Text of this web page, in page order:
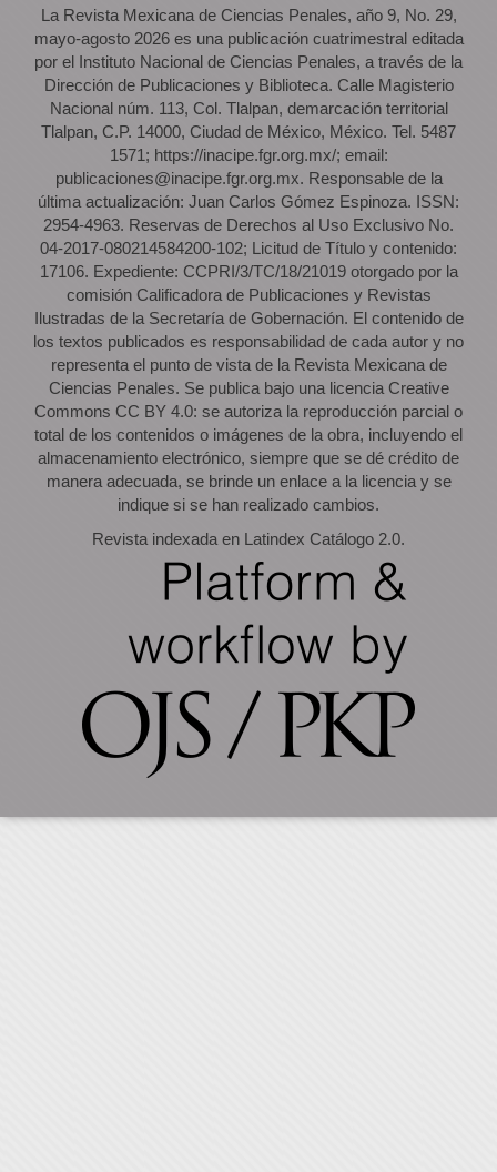
La Revista Mexicana de Ciencias Penales, año 9, No. 29,
mayo-agosto 2026 es una publicación cuatrimestral editada
por el Instituto Nacional de Ciencias Penales, a través de la
Dirección de Publicaciones y Biblioteca. Calle Magisterio
Nacional núm. 113, Col. Tlalpan, demarcación territorial
Tlalpan, C.P. 14000, Ciudad de México, México. Tel. 5487
1571; https://inacipe.fgr.org.mx/; email:
publicaciones@inacipe.fgr.org.mx. Responsable de la
última actualización: Juan Carlos Gómez Espinoza. ISSN:
2954-4963. Reservas de Derechos al Uso Exclusivo No.
04-2017-080214584200-102; Licitud de Título y contenido:
17106. Expediente: CCPRI/3/TC/18/21019 otorgado por la
comisión Calificadora de Publicaciones y Revistas
Ilustradas de la Secretaría de Gobernación. El contenido de
los textos publicados es responsabilidad de cada autor y no
representa el punto de vista de la Revista Mexicana de
Ciencias Penales. Se publica bajo una licencia Creative
Commons CC BY 4.0: se autoriza la reproducción parcial o
total de los contenidos o imágenes de la obra, incluyendo el
almacenamiento electrónico, siempre que se dé crédito de
manera adecuada, se brinde un enlace a la licencia y se
indique si se han realizado cambios.
Revista indexada en Latindex Catálogo 2.0.